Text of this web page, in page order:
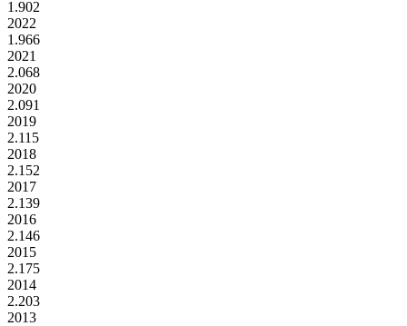
1.902
2022
1.966
2021
2.068
2020
2.091
2019
2.115
2018
2.152
2017
2.139
2016
2.146
2015
2.175
2014
2.203
2013